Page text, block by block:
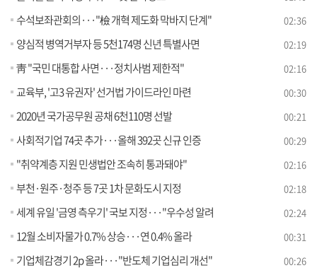
수석보좌관회의···"檢 개혁 제도화 막바지 단계" 02:36
양심적 병역거부자 등 5천174명 신년 특별사면 02:19
靑 "국민 대통합 사면···정치사범 제한적" 02:16
교육부, '고3 유권자' 선거법 가이드라인 마련 00:30
2020년 국가공무원 공채 6천110명 선발 00:21
사회적기업 74곳 추가···올해 392곳 신규 인증 00:29
"취약계층 지원 민생법안 조속히 통과돼야" 02:16
부천·원주·청주 등 7곳 1차 문화도시 지정 02:18
세계 유일 '금영 측우기' 국보 지정···"우수성 알려 02:24
12월 소비자물가 0.7% 상승···연 0.4% 올라 00:31
기업체감경기 2p 올라···"반도체 기업심리 개선" 00:26